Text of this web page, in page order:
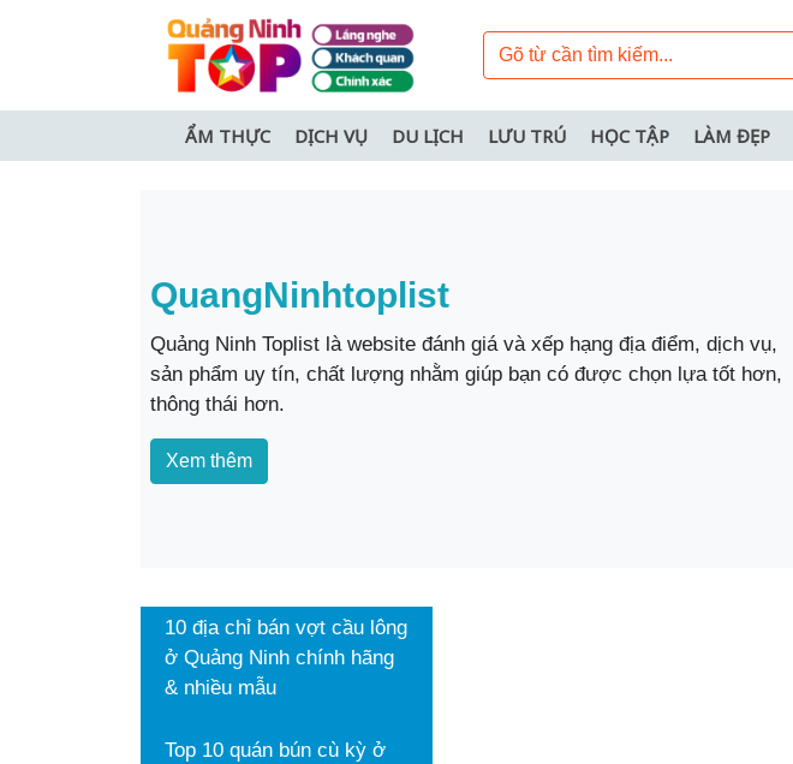
ẨM THỰC DỊCH VỤ DU LỊCH LƯU TRÚ HỌC TẬP LÀM ĐẸP
QuangNinhtoplist
Quảng Ninh Toplist là website đánh giá và xếp hạng địa điểm, dịch vụ,
sản phẩm uy tín, chất lượng nhằm giúp bạn có được chọn lựa tốt hơn,
thông thái hơn.
Xem thêm
10 địa chỉ bán vợt cầu lông
ở Quảng Ninh chính hãng
& nhiều mẫu
Top 10 quán bún cù kỳ ở